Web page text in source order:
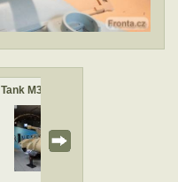
Tank M3 Grant "Monty"